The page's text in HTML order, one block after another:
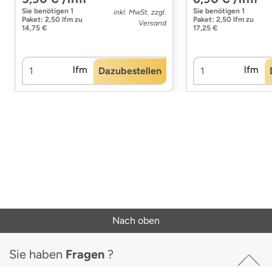
Sie benötigen 1
Paket: 2,50 lfm zu
14,75 €
inkl. MwSt. zzgl.
Versand
lfm Dazubestellen
Sie benötigen 1
Paket: 2,50 lfm zu
17,25 €
lfm
Nach oben
Sie haben Fragen ?